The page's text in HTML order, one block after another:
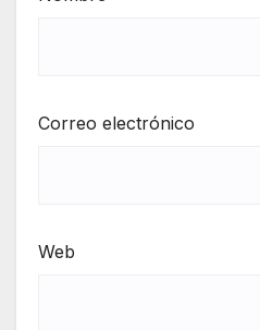
Correo electrónico
Web